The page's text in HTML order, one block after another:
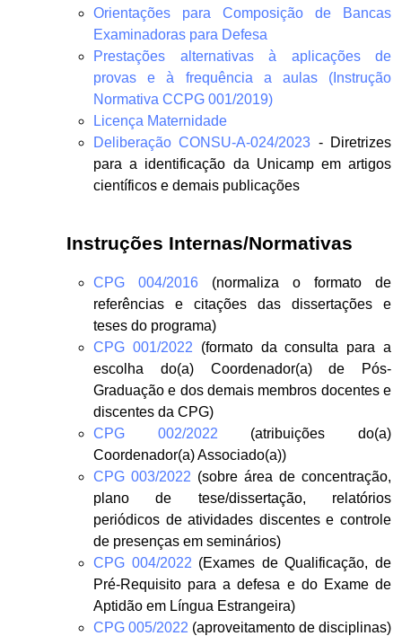
Orientações para Composição de Bancas
Examinadoras para Defesa
Prestações alternativas à aplicações de
provas e à frequência a aulas (Instrução
Normativa CCPG 001/2019)
Licença Maternidade
Deliberação CONSU-A-024/2023 - Diretrizes
para a identificação da Unicamp em artigos
científicos e demais publicações
Instruções Internas/Normativas
CPG 004/2016 (normaliza o formato de
referências e citações das dissertações e
teses do programa)
CPG 001/2022 (formato da consulta para a
escolha do(a) Coordenador(a) de Pós-
Graduação e dos demais membros docentes e
discentes da CPG)
CPG 002/2022 (atribuições do(a)
Coordenador(a) Associado(a))
CPG 003/2022 (sobre área de concentração,
plano de tese/dissertação, relatórios
periódicos de atividades discentes e controle
de presenças em seminários)
CPG 004/2022 (Exames de Qualificação, de
Pré-Requisito para a defesa e do Exame de
Aptidão em Língua Estrangeira)
CPG 005/2022 (aproveitamento de disciplinas)